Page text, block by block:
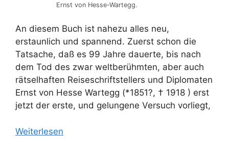
Ernst von Hesse-Wartegg.
An diesem Buch ist nahezu alles neu,
erstaunlich und spannend. Zuerst schon die
Tatsache, daß es 99 Jahre dauerte, bis nach
dem Tod des zwar weltberühmten, aber auch
rätselhaften Reiseschriftstellers und Diplomaten
Ernst von Hesse Wartegg (*1851?, † 1918 ) erst
jetzt der erste, und gelungene Versuch vorliegt,
Weiterlesen